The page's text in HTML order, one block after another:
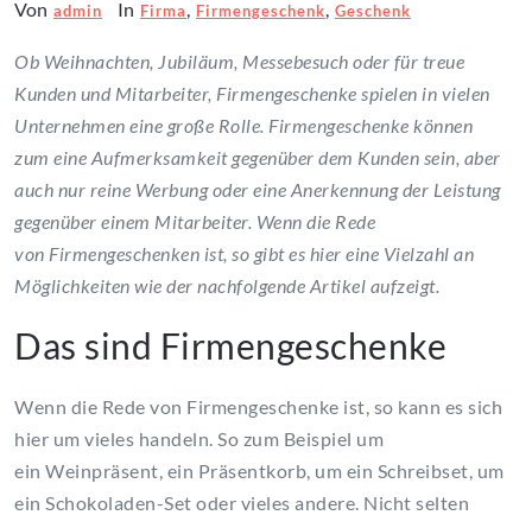
Von admin In Firma, Firmengeschenk, Geschenk
Ob Weihnachten, Jubiläum, Messebesuch oder für treue
Kunden und Mitarbeiter, Firmengeschenke spielen in vielen
Unternehmen eine große Rolle. Firmengeschenke können
zum eine Aufmerksamkeit gegenüber dem Kunden sein, aber
auch nur reine Werbung oder eine Anerkennung der Leistung
gegenüber einem Mitarbeiter. Wenn die Rede
von Firmengeschenken ist, so gibt es hier eine Vielzahl an
Möglichkeiten wie der nachfolgende Artikel aufzeigt.
Das sind Firmengeschenke
Wenn die Rede von Firmengeschenke ist, so kann es sich
hier um vieles handeln. So zum Beispiel um
ein Weinpräsent, ein Präsentkorb, um ein Schreibset, um
ein Schokoladen-Set oder vieles andere. Nicht selten